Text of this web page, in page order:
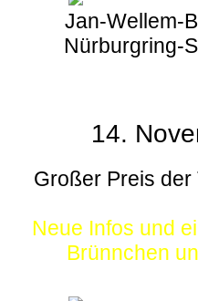
Jan-Wellem-
Nürburgring-
14.
Großer Preis der
Neue Infos und
Brünnchen